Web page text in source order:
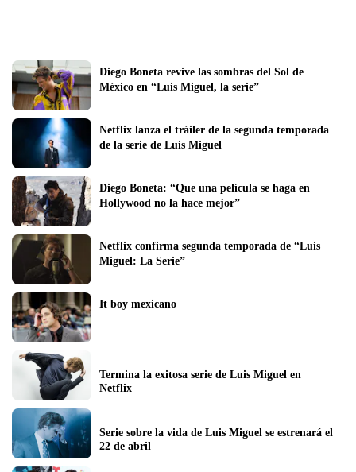
Diego Boneta revive las sombras del Sol de
México en “Luis Miguel, la serie”
Netflix lanza el tráiler de la segunda temporada
de la serie de Luis Miguel
Diego Boneta: “Que una película se haga en
Hollywood no la hace mejor”
Netflix confirma segunda temporada de “Luis
Miguel: La Serie”
It boy mexicano
Termina la exitosa serie de Luis Miguel en
Netflix
Serie sobre la vida de Luis Miguel se estrenará el
22 de abril